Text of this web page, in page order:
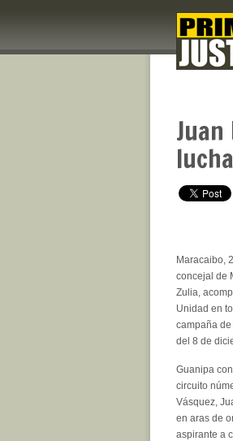
Maracaibo,
concejal de
Zulia,
Unidad en
campaña
del 8 de
Guanipa
circuito
Vásquez,
en aras de
aspirante a